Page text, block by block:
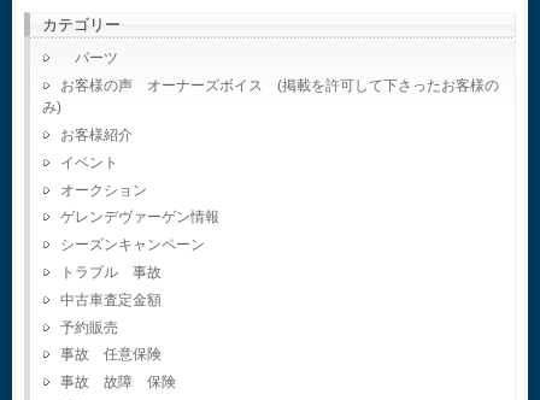
カテゴリー
パーツ
お客様の声 オーナーズボイス (掲載を許可して下さったお客様の
み)
お客様紹介
イベント
オークション
ゲレンデヴァーゲン情報
シーズンキャンペーン
トラブル 事故
中古車査定金額
予約販売
事故 任意保険
事故 故障 保険